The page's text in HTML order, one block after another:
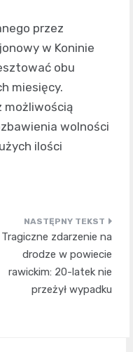
przez
w Koninie
obu
miesięcy.
możliwością
wolności
ilości
Tragiczne zdarzenie na
drodze w powiecie
rawickim: 20-latek nie
przeżył wypadku